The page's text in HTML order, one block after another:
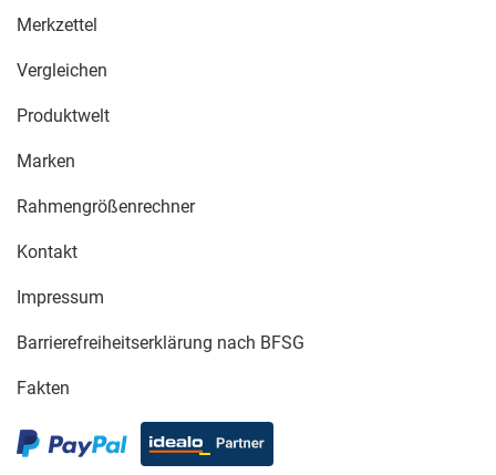
Merkzettel
Vergleichen
Produktwelt
Marken
Rahmengrößenrechner
Kontakt
Impressum
Barrierefreiheitserklärung nach BFSG
Fakten